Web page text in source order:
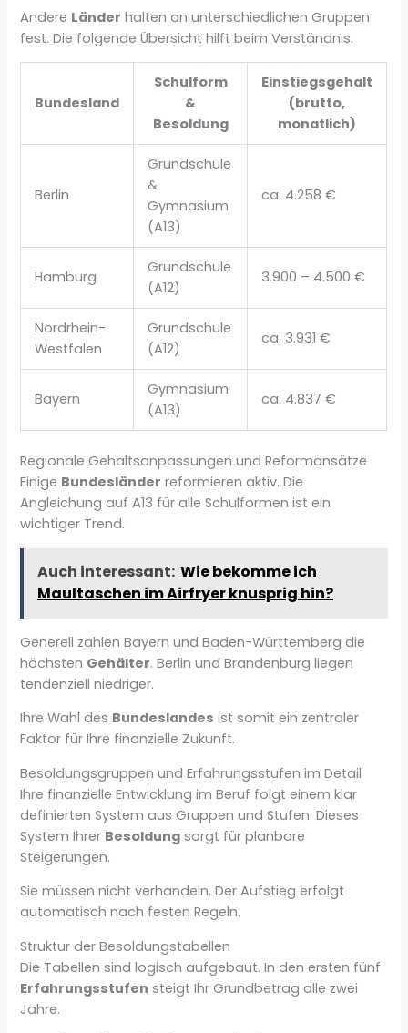
Andere Länder halten an unterschiedlichen Gruppen
fest. Die folgende Übersicht hilft beim Verständnis.
Bundesland
Schulform
&
Besoldung
Einstiegsgehalt
(brutto,
monatlich)
Berlin
Grundschule
&
Gymnasium
(A13)
ca. 4.258 €
Hamburg
Grundschule
(A12)
3.900 – 4.500 €
Nordrhein-
Westfalen
Grundschule
(A12)
ca. 3.931 €
Bayern
Gymnasium
(A13)
ca. 4.837 €
Regionale Gehaltsanpassungen und Reformansätze
Einige Bundesländer reformieren aktiv. Die
Angleichung auf A13 für alle Schulformen ist ein
wichtiger Trend.
Auch interessant: Wie bekomme ich
Maultaschen im Airfryer knusprig hin?
Generell zahlen Bayern und Baden-Württemberg die
höchsten Gehälter. Berlin und Brandenburg liegen
tendenziell niedriger.
Ihre Wahl des Bundeslandes ist somit ein zentraler
Faktor für Ihre finanzielle Zukunft.
Besoldungsgruppen und Erfahrungsstufen im Detail
Ihre finanzielle Entwicklung im Beruf folgt einem klar
definierten System aus Gruppen und Stufen. Dieses
System Ihrer Besoldung sorgt für planbare
Steigerungen.
Sie müssen nicht verhandeln. Der Aufstieg erfolgt
automatisch nach festen Regeln.
Struktur der Besoldungstabellen
Die Tabellen sind logisch aufgebaut. In den ersten fünf
Erfahrungsstufen steigt Ihr Grundbetrag alle zwei
Jahre.